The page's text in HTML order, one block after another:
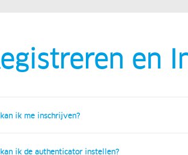
en
kan ik me inschrijven?
kan ik de authenticator instellen?